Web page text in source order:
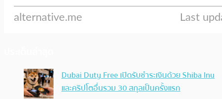
Dubai Duty Free เปิดรับชำระเงินด้วย Shiba Inu
และคริปโตอื่นรวม 30 สกุลเป็นครั้งแรก